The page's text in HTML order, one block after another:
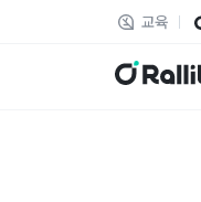
교육
랠릿